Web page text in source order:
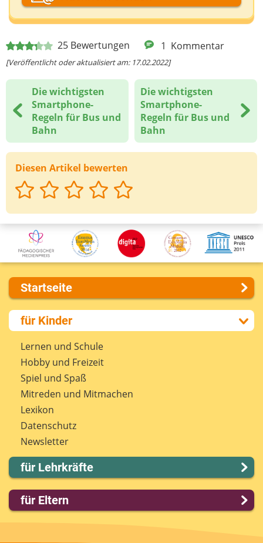
25 Bewertungen 1 Kommentar
[Veröffentlicht oder aktualisiert am: 17.02.2022]
Die wichtigsten
Smartphone-
Regeln für Bus und
Bahn
Die wichtigsten
Smartphone-
Regeln für Bus und
Bahn
Diesen Artikel bewerten
Deine E-Mail-Adresse (wenn du eine Antwort
möchtest)
Deine Nachricht
Startseite
Über uns
Presse
Kontakt
Impressum
Internet-ABC Sitemap
Barrierefreiheit
Länderprojekte
für Kinder
Lernen und Schule
Hobby und Freizeit
Spiel und Spaß
Mitreden und Mitmachen
Lexikon
Datenschutz
Newsletter
für Lehrkräfte
Lernmodule
Unterrichts­materialien
für Eltern